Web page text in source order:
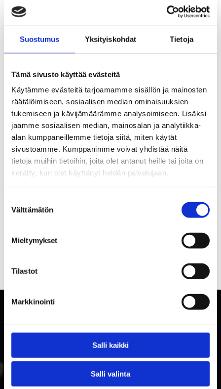
Suostumus Yksityiskohdat Tietoja
Tämä sivusto käyttää evästeitä
Käytämme evästeitä tarjoamamme sisällön ja mainosten
räätälöimiseen, sosiaalisen median ominaisuuksien
tukemiseen ja kävijämäärämme analysoimiseen. Lisäksi
jaamme sosiaalisen median, mainosalan ja analytiikka-
alan kumppaneillemme tietoja siitä, miten käytät
sivustoamme. Kumppanimme voivat yhdistää näitä
tietoja muihin tietoihin, joita olet antanut heille tai joita on
kerätty, kun olet käyttänyt heidän palvelujaan.
valinta
Välttämätön
Mieltymykset
Tilastot
Markkinointi
Salli kaikki
Salli valinta
aukioloajat julkaistaan lähempänä sesonkia
See the route on the map